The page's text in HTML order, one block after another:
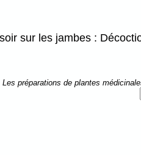
sur les jambes :
Les préparations de plantes